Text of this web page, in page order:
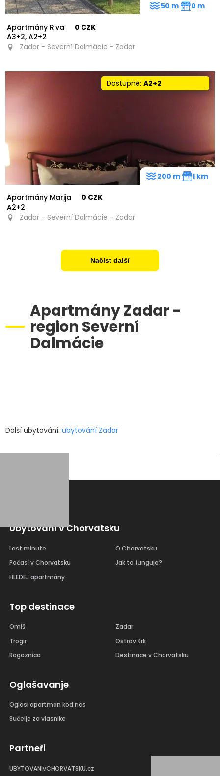
Apartmány Riva
A3+2, A2+2
0 CZK
Zadar - Severní Dalmácie - Zadar
50 m 0 m
Dostupné:A2+2
Apartmány Marija
A2+2
0 CZK
Zadar - Severní Dalmácie - Zadar
200 m 1 km
Načíst další
Apartmány Zadar -
region Severní
Dalmácie
Další ubytování: ubytování Zadar
Ubytování v Chorvatsku
Last minute
Počasí v Chorvatsku
HLEDEJ apartmány
O Chorvatsku
Jak to funguje?
Top destinace
Omiš
Trogir
Rogoznica
Zadar
Ostrov Krk
Destinace v Chorvatsku
Oglašavanje
Oglasi apartman kod nas
Sučelje za vlasnike
Partneři
UBYTOVANIvCHORVATSKU.cz